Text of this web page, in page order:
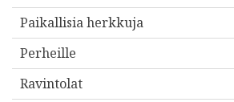
Paikallisia herkkuja
Perheille
Ravintolat